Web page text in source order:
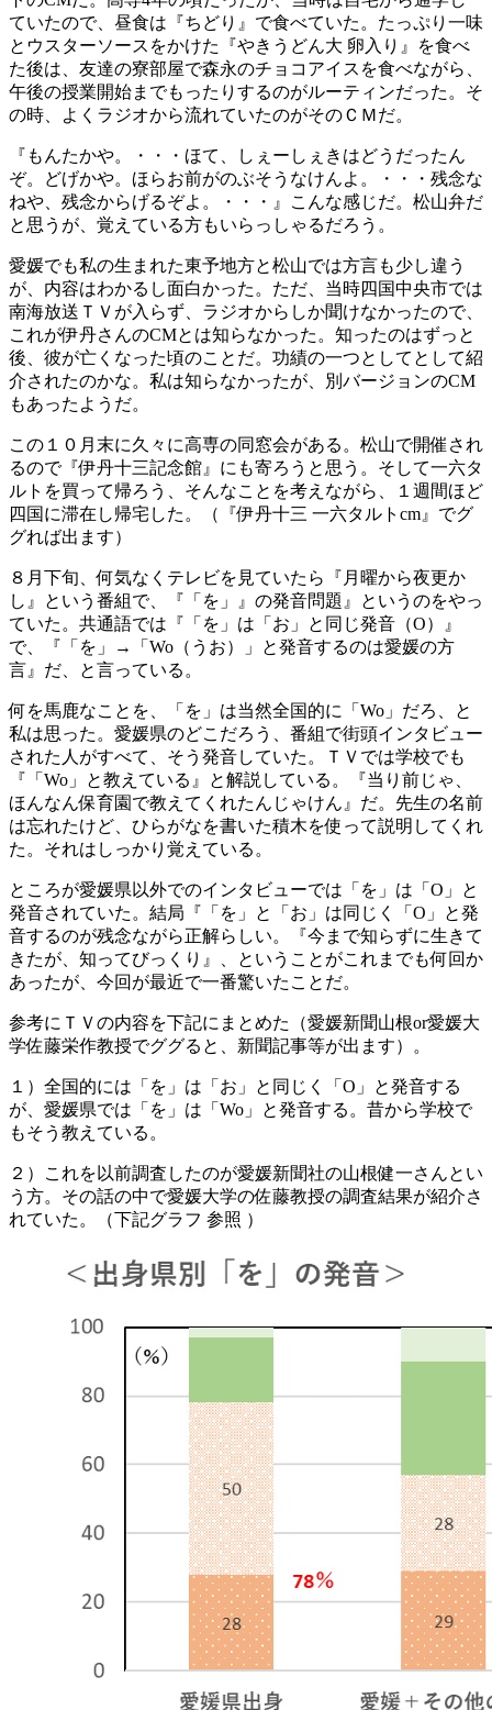
ていたので、昼食は『ちどり』で食べていた。たっぷり一味
とウスターソースをかけた『やきうどん大 卵入り』を食べ
た後は、友達の寮部屋で森永のチョコアイスを食べながら、
午後の授業開始までもったりするのがルーティンだった。そ
の時、よくラジオから流れていたのがそのＣＭだ。
『もんたかや。・・・ほて、しぇーしぇきはどうだったん
ぞ。どげかや。ほらお前がのぶそうなけんよ。・・・残念な
ねや、残念からげるぞよ。・・・』こんな感じだ。松山弁だ
と思うが、覚えている方もいらっしゃるだろう。
愛媛でも私の生まれた東予地方と松山では方言も少し違う
が、内容はわかるし面白かった。ただ、当時四国中央市では
南海放送ＴＶが入らず、ラジオからしか聞けなかったので、
これが伊丹さんのCMとは知らなかった。知ったのはずっと
後、彼が亡くなった頃のことだ。功績の一つとしてとして紹
介されたのかな。私は知らなかったが、別バージョンのCM
もあったようだ。
この１０月末に久々に高専の同窓会がある。松山で開催され
るので『伊丹十三記念館』にも寄ろうと思う。そして一六タ
ルトを買って帰ろう、そんなことを考えながら、１週間ほど
四国に滞在し帰宅した。（『伊丹十三 一六タルトcm』でグ
グれば出ます）
８月下旬、何気なくテレビを見ていたら『月曜から夜更か
し』という番組で、『「を」』の発音問題』というのをやっ
ていた。共通語では『「を」は「お」と同じ発音（O）』
で、『「を」→「Wo（うお）」と発音するのは愛媛の方
言』だ、と言っている。
何を馬鹿なことを、「を」は当然全国的に「Wo」だろ、と
私は思った。愛媛県のどこだろう、番組で街頭インタビュー
された人がすべて、そう発音していた。ＴＶでは学校でも
『「Wo」と教えている』と解説している。『当り前じゃ、
ほんなん保育園で教えてくれたんじゃけん』だ。先生の名前
は忘れたけど、ひらがなを書いた積木を使って説明してくれ
た。それはしっかり覚えている。
ところが愛媛県以外でのインタビューでは「を」は「O」と
発音されていた。結局『「を」と「お」は同じく「O」と発
音するのが残念ながら正解らしい。『今まで知らずに生きて
きたが、知ってびっくり』、ということがこれまでも何回か
あったが、今回が最近で一番驚いたことだ。
参考にＴＶの内容を下記にまとめた（愛媛新聞山根or愛媛大
学佐藤栄作教授でググると、新聞記事等が出ます）。
１）全国的には「を」は「お」と同じく「O」と発音する
が、愛媛県では「を」は「Wo」と発音する。昔から学校で
もそう教えている。
２）これを以前調査したのが愛媛新聞社の山根健一さんとい
う方。その話の中で愛媛大学の佐藤教授の調査結果が紹介さ
れていた。（下記グラフ 参照 ）